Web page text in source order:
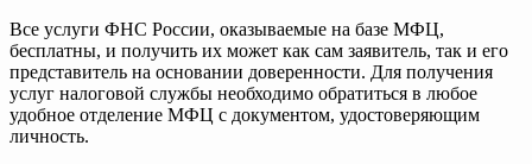
Все услуги ФНС России, оказываемые на базе МФЦ,
бесплатны, и получить их может как сам заявитель, так и его
представитель на основании доверенности. Для получения
услуг налоговой службы необходимо обратиться в любое
удобное отделение МФЦ с документом, удостоверяющим
личность.